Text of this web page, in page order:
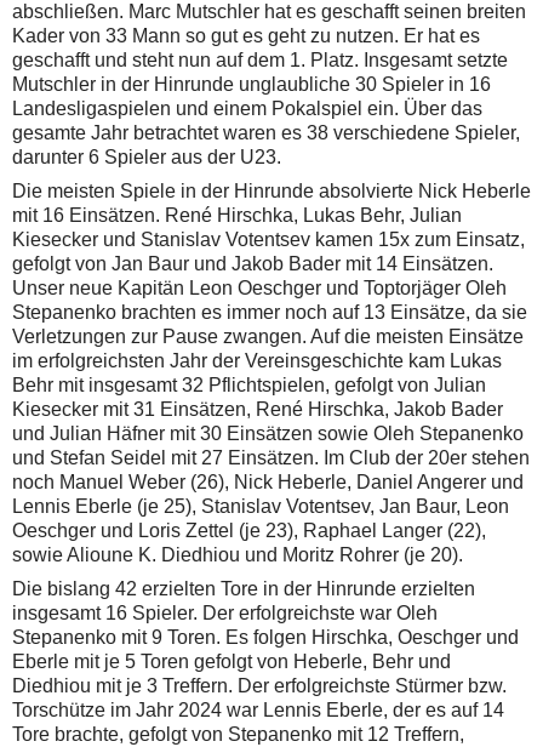
abschließen. Marc Mutschler hat es geschafft seinen breiten
Kader von 33 Mann so gut es geht zu nutzen. Er hat es
geschafft und steht nun auf dem 1. Platz. Insgesamt setzte
Mutschler in der Hinrunde unglaubliche 30 Spieler in 16
Landesligaspielen und einem Pokalspiel ein. Über das
gesamte Jahr betrachtet waren es 38 verschiedene Spieler,
darunter 6 Spieler aus der U23.
Die meisten Spiele in der Hinrunde absolvierte Nick Heberle
mit 16 Einsätzen. René Hirschka, Lukas Behr, Julian
Kiesecker und Stanislav Votentsev kamen 15x zum Einsatz,
gefolgt von Jan Baur und Jakob Bader mit 14 Einsätzen.
Unser neue Kapitän Leon Oeschger und Toptorjäger Oleh
Stepanenko brachten es immer noch auf 13 Einsätze, da sie
Verletzungen zur Pause zwangen. Auf die meisten Einsätze
im erfolgreichsten Jahr der Vereinsgeschichte kam Lukas
Behr mit insgesamt 32 Pflichtspielen, gefolgt von Julian
Kiesecker mit 31 Einsätzen, René Hirschka, Jakob Bader
und Julian Häfner mit 30 Einsätzen sowie Oleh Stepanenko
und Stefan Seidel mit 27 Einsätzen. Im Club der 20er stehen
noch Manuel Weber (26), Nick Heberle, Daniel Angerer und
Lennis Eberle (je 25), Stanislav Votentsev, Jan Baur, Leon
Oeschger und Loris Zettel (je 23), Raphael Langer (22),
sowie Alioune K. Diedhiou und Moritz Rohrer (je 20).
Die bislang 42 erzielten Tore in der Hinrunde erzielten
insgesamt 16 Spieler. Der erfolgreichste war Oleh
Stepanenko mit 9 Toren. Es folgen Hirschka, Oeschger und
Eberle mit je 5 Toren gefolgt von Heberle, Behr und
Diedhiou mit je 3 Treffern. Der erfolgreichste Stürmer bzw.
Torschütze im Jahr 2024 war Lennis Eberle, der es auf 14
Tore brachte, gefolgt von Stepanenko mit 12 Treffern,